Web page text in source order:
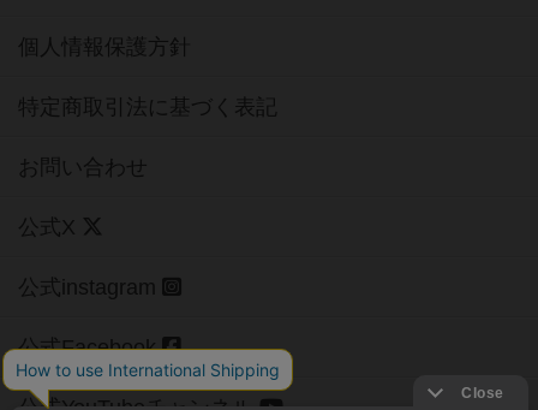
個人情報保護方針
特定商取引法に基づく表記
お問い合わせ
公式X
公式instagram
公式Facebook